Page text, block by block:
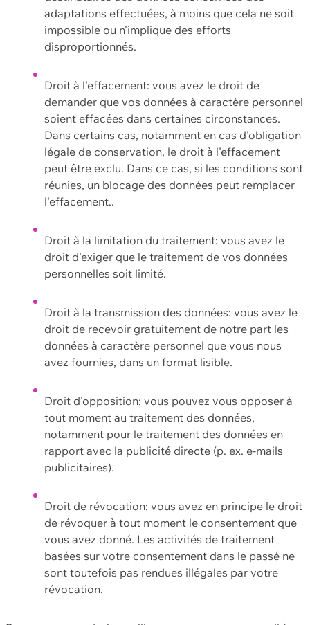
adaptations effectuées, à moins que cela ne soit
impossible ou n'implique des efforts
disproportionnés.
Droit à l'effacement: vous avez le droit de
demander que vos données à caractère personnel
soient effacées dans certaines circonstances.
Dans certains cas, notamment en cas d'obligation
légale de conservation, le droit à l'effacement
peut être exclu. Dans ce cas, si les conditions sont
réunies, un blocage des données peut remplacer
l'effacement..
Droit à la limitation du traitement: vous avez le
droit d'exiger que le traitement de vos données
personnelles soit limité.
Droit à la transmission des données: vous avez le
droit de recevoir gratuitement de notre part les
données à caractère personnel que vous nous
avez fournies, dans un format lisible.
Droit d'opposition: vous pouvez vous opposer à
tout moment au traitement des données,
notamment pour le traitement des données en
rapport avec la publicité directe (p. ex. e-mails
publicitaires).
Droit de révocation: vous avez en principe le droit
de révoquer à tout moment le consentement que
vous avez donné. Les activités de traitement
basées sur votre consentement dans le passé ne
sont toutefois pas rendues illégales par votre
révocation.